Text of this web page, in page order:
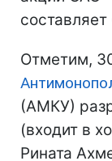
Отметим,
(АМКУ)
(входит в
Рината